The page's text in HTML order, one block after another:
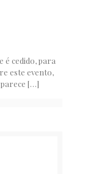
é cedido, para
este evento,
[…]